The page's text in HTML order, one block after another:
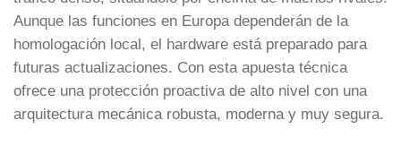
Aunque las funciones en Europa dependerán de la
homologación local, el hardware está preparado para
futuras actualizaciones. Con esta apuesta técnica
ofrece una protección proactiva de alto nivel con una
arquitectura mecánica robusta, moderna y muy segura.